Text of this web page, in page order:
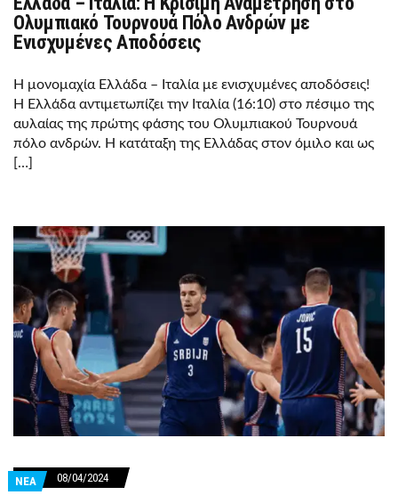
Ολυμπιακό Τουρνουά Πόλο Ανδρών με
Ενισχυμένες Αποδόσεις
Η μονομαχία Ελλάδα – Ιταλία με ενισχυμένες αποδόσεις!
Η Ελλάδα αντιμετωπίζει την Ιταλία (16:10) στο πέσιμο της
αυλαίας της πρώτης φάσης του Ολυμπιακού Τουρνουά
πόλο ανδρών. Η κατάταξη της Ελλάδας στον όμιλο και ως
[…]
ΝΕΑ 08/04/2024